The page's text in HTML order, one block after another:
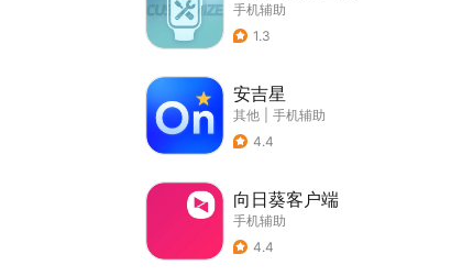
手机辅助
1.3
安吉星
其他
手机辅助
4.4
向日葵客户端
手机辅助
4.4